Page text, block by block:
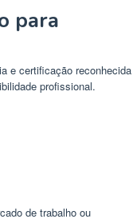
para
e certificação reconhecida
profissional.
de trabalho ou